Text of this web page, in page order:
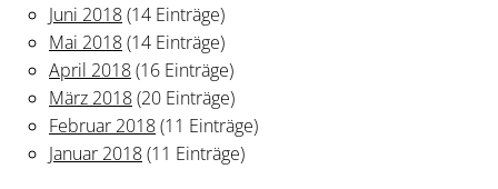
Juni 2018(14 Einträge)
Mai 2018(14 Einträge)
April 2018(16 Einträge)
März 2018(20 Einträge)
Februar 2018(11 Einträge)
Januar 2018(11 Einträge)